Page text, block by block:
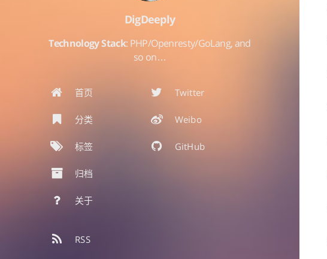
DigDeeply
Technology Stack: PHP/Openresty/GoLang, and
so on…
首页
分类
标签
归档
关于
Twitter
Weibo
GitHub
RSS